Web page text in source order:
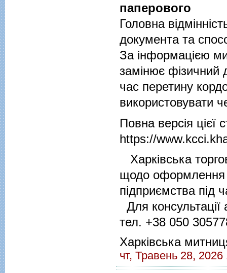
паперового
Головна
документа та
За інформацією
замінює фізичний
час перетину
використовувати
Повна версія цієї
https://
Харківська
щодо оформлення
підприємства під
Для
тел. +38 050
Харківська
чт, Травень 28, 2026